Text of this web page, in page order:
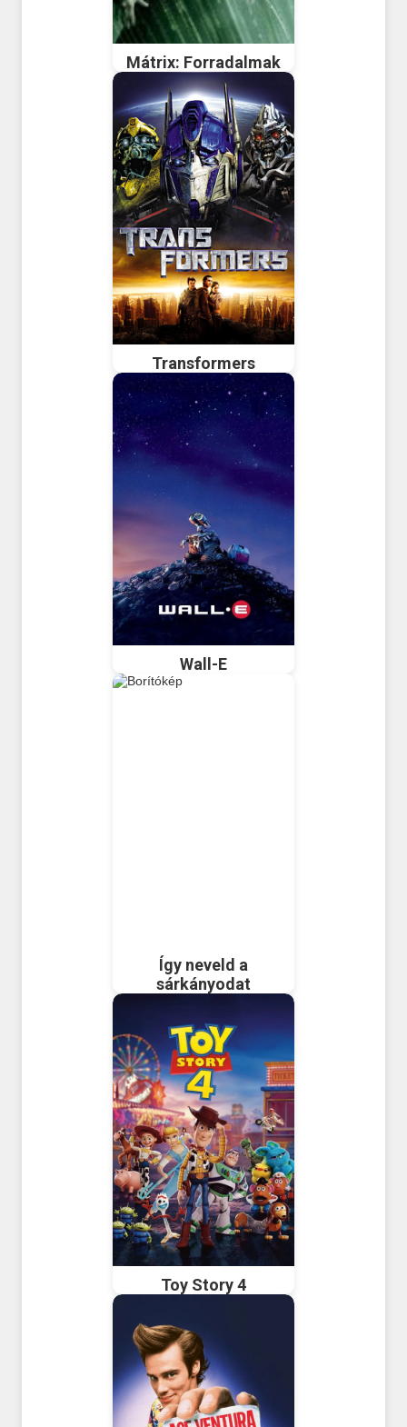
Mátrix: Forradalmak
Transformers
Wall-E
Így neveld a
sárkányodat
Toy Story 4